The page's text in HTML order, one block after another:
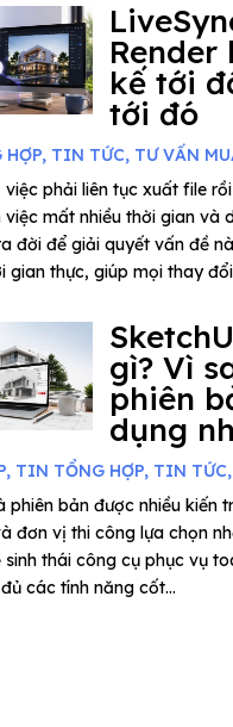
Render
kế tới
tới đó
, TIN TỨC, TƯ VẤN
việc phải liên tục xuất file
mất nhiều thời gian và
đời để giải quyết vấn đề
gian thực, giúp mọi thay
gì? Vì
phiên
dụng
, TIN TỔNG HỢP, TIN TỨC,
phiên bản được nhiều kiến
đơn vị thi công lựa chọn
thái công cụ phục vụ
các tính năng cốt...